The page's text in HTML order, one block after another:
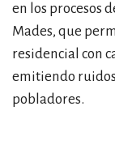
en los procesos
Mades, que
residencial con
emitiendo
pobladores.